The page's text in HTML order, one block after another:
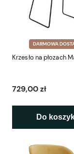
DARMOWA
Krzesło na płozach
729,00 zł
Do